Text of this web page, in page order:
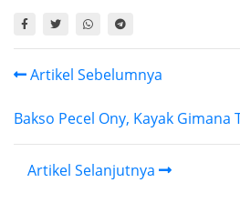
Artikel Sebelumnya
Bakso Pecel Ony, Kayak Gimana
Artikel Selanjutnya